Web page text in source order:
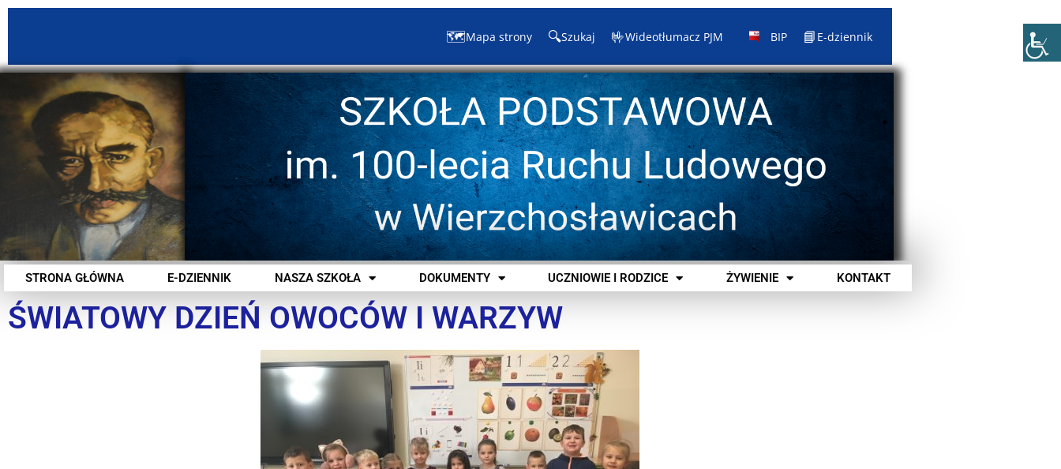
🗺️Mapa strony 🔍Szukaj 🤟Wideotłumacz PJM BIP 📘 E-dziennik
STRONA GŁÓWNA E-DZIENNIK NASZA SZKOŁA DOKUMENTY UCZNIOWIE I RODZICE ŻYWIENIE KONTAKT
ŚWIATOWY DZIEŃ OWOCÓW I WARZYW